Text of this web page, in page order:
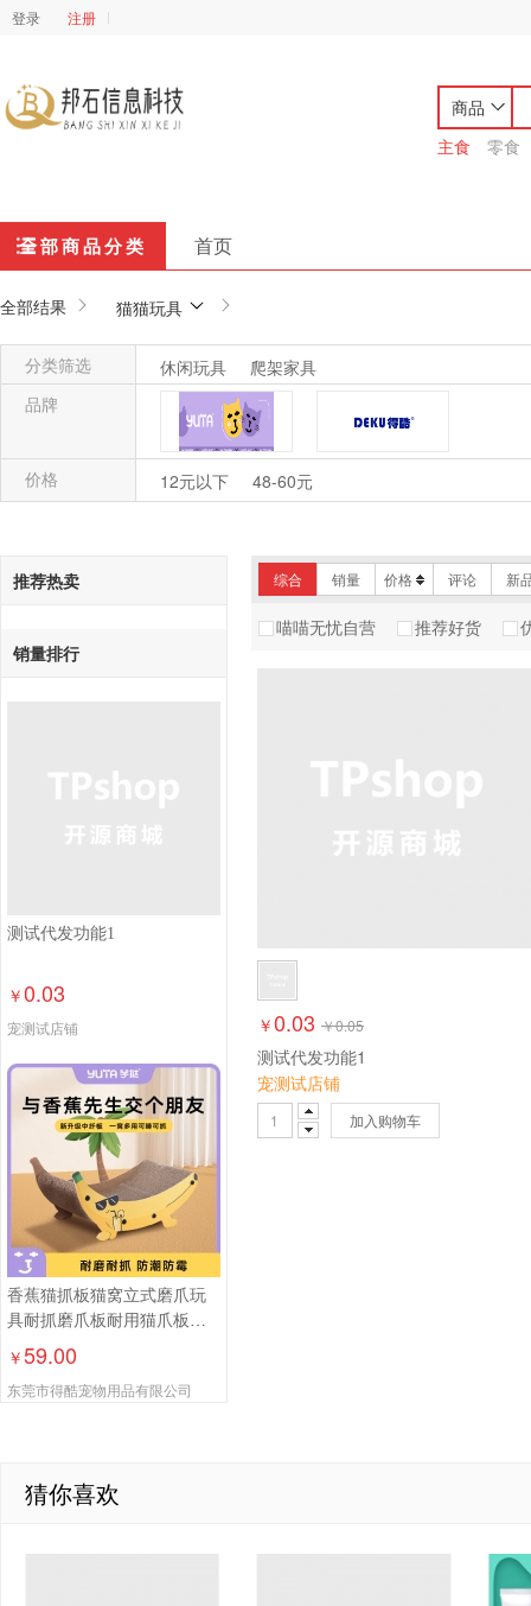
登录 注册
商品
主食
零食
全部商品分类 首页
全部结果 猫猫玩具
分类筛选 休闲玩具
爬架家具
品牌
芋挞
价格 12元以下 48-60元
推荐热卖
销量排行
测试代发功能1
￥0.03
宠测试店铺
香蕉猫抓板猫窝立式磨爪玩
具耐抓磨爪板耐用猫爪板可
爱猫玩具
￥59.00
东莞市得酷宠物用品有限公司
综合 销量 价格 评论 新
喵喵无忧自营 推荐好货
￥0.03 ￥0.05
测试代发功能1
宠测试店铺
加入购物车
猜你喜欢